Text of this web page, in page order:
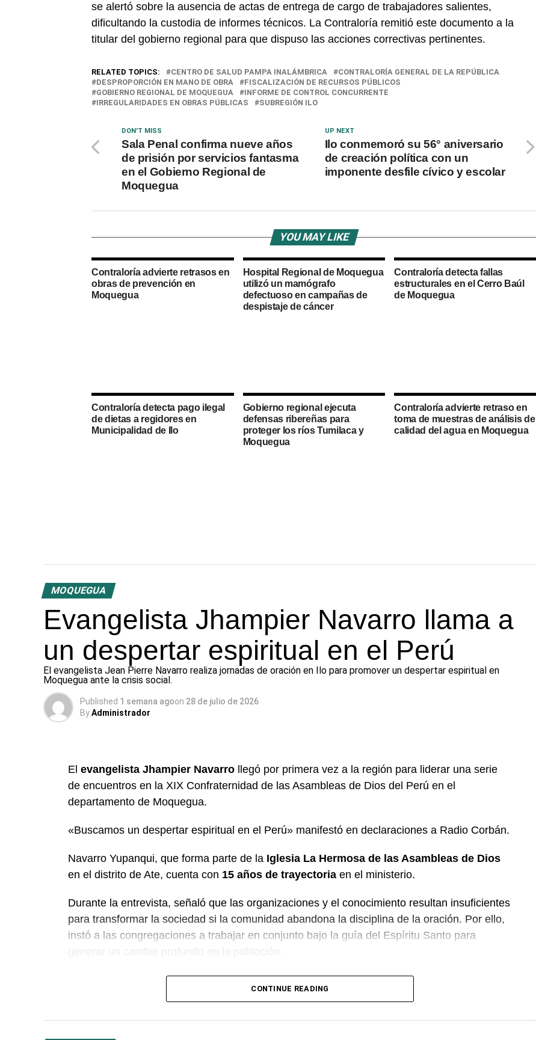
se alertó sobre la ausencia de actas de entrega de cargo de trabajadores salientes,
dificultando la custodia de informes técnicos. La Contraloría remitió este documento a la
titular del gobierno regional para que dispuso las acciones correctivas pertinentes.
RELATED TOPICS: CENTRO DE SALUD PAMPA INALÁMBRICA
CONTRALORÍA GENERAL DE LA REPÚBLICA
DESPROPORCIÓN EN MANO DE OBRA
FISCALIZACIÓN DE RECURSOS PÚBLICOS
GOBIERNO REGIONAL DE MOQUEGUA
INFORME DE CONTROL CONCURRENTE
IRREGULARIDADES EN OBRAS PÚBLICAS
SUBREGIÓN ILO
UP NEXT
Ilo conmemoró su 56° aniversario
de creación política con un
imponente desfile cívico y escolar
DON'T MISS
Sala Penal confirma nueve años
de prisión por servicios fantasma
en el Gobierno Regional de
Moquegua
YOU MAY LIKE
Contraloría advierte retrasos en
obras de prevención en
Moquegua
Hospital Regional de Moquegua
utilizó un mamógrafo
defectuoso en campañas de
despistaje de cáncer
Contraloría detecta fallas
estructurales en el Cerro Baúl
de Moquegua
Contraloría detecta pago ilegal
de dietas a regidores en
Municipalidad de Ilo
Gobierno regional ejecuta
defensas ribereñas para
proteger los ríos Tumilaca y
Moquegua
Contraloría advierte retraso en
toma de muestras de análisis de
calidad del agua en Moquegua
MOQUEGUA
Evangelista Jhampier Navarro llama a
un despertar espiritual en el Perú
El evangelista Jean Pierre Navarro realiza jornadas de oración en Ilo para promover un despertar espiritual en
Moquegua ante la crisis social.
Published 1 semana agoon 28 de julio de 2026
ByAdministrador
El evangelista Jhampier Navarro llegó por primera vez a la región para liderar una serie
de encuentros en la XIX Confraternidad de las Asambleas de Dios del Perú en el
departamento de Moquegua.
«Buscamos un despertar espiritual en el Perú» manifestó en declaraciones a Radio Corbán.
Navarro Yupanqui, que forma parte de la Iglesia La Hermosa de las Asambleas de Dios
en el distrito de Ate, cuenta con 15 años de trayectoria en el ministerio.
Durante la entrevista, señaló que las organizaciones y el conocimiento resultan insuficientes
para transformar la sociedad si la comunidad abandona la disciplina de la oración. Por ello,
instó a las congregaciones a trabajar en conjunto bajo la guía del Espíritu Santo para
El predicador concluyó con un llamado a la unidad entre las distintas congregaciones para
CONTINUE READING